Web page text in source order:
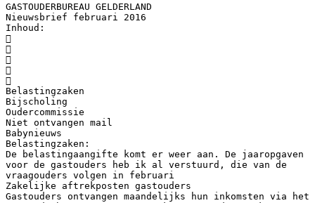
GASTOUDERBUREAU GELDERLAND
Nieuwsbrief februari 2016
Inhoud:





Belastingzaken
Bijscholing
Oudercommissie
Niet ontvangen mail
Babynieuws
Belastingzaken:
De belastingaangifte komt er weer aan. De jaaropgaven
voor de gastouders heb ik al verstuurd, die van de
vraagouders volgen in februari
Zakelijke aftrekposten gastouders
Gastouders ontvangen maandelijks hun inkomsten via het